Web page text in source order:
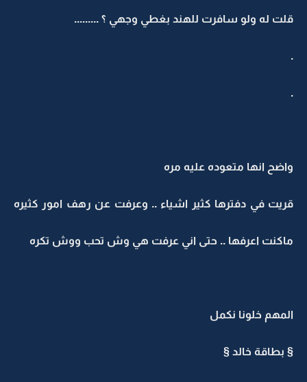
قلت له ولو سافرت للهند بغطي وجهي ؟ .........
.
.
واضح انها متعوده عليه مره
قريت في دفترها كثير اشياء .. وعرفت عن رهف امور كثيره
ماكنت اعرفها .. حتى اني عرفت هي وش تحب ووش تكره
المهم خلونا نكمل
§ بطاقة خالد §